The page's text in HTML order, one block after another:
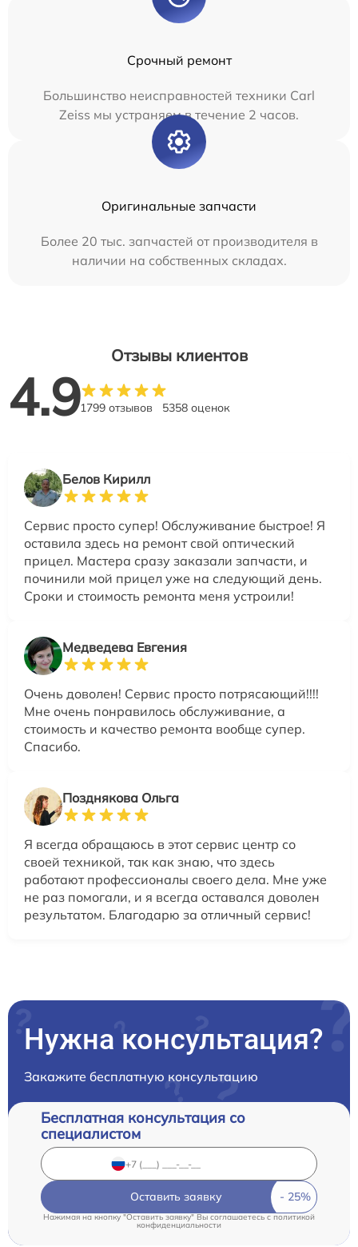
Срочный ремонт
Большинство неисправностей техники Carl
Zeiss мы устраняем в течение 2 часов.
Оригинальные запчасти
Более 20 тыс. запчастей от производителя в
наличии на собственных складах.
Отзывы клиентов
4.91799 отзывов 5358 оценок
Белов Кирилл
Сервис просто супер! Обслуживание быстрое! Я
оставила здесь на ремонт свой оптический
прицел. Мастера сразу заказали запчасти, и
починили мой прицел уже на следующий день.
Сроки и стоимость ремонта меня устроили!
Медведева Евгения
Очень доволен! Сервис просто потрясающий!!!!
Мне очень понравилось обслуживание, а
стоимость и качество ремонта вообще супер.
Спасибо.
Позднякова Ольга
Я всегда обращаюсь в этот сервис центр со
своей техникой, так как знаю, что здесь
работают профессионалы своего дела. Мне уже
не раз помогали, и я всегда оставался доволен
результатом. Благодарю за отличный сервис!
Нужна консультация?
Закажите бесплатную консультацию
Бесплатная консультация со
специалистом
Оставить заявку
Нажимая на кнопку "Оставить заявку" Вы соглашаетесь c политикой
конфиденциальности